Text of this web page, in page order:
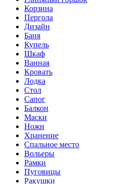
Корзина
Пергола
Дизайн
Баня
Купель
Шкаф
Ванная
Кровать
Лодка
Стол
Сапог
Балкон
Маски
Ножи
Хранение
Спальное место
Вольеры
Рамки
Пуговицы
Ракушки